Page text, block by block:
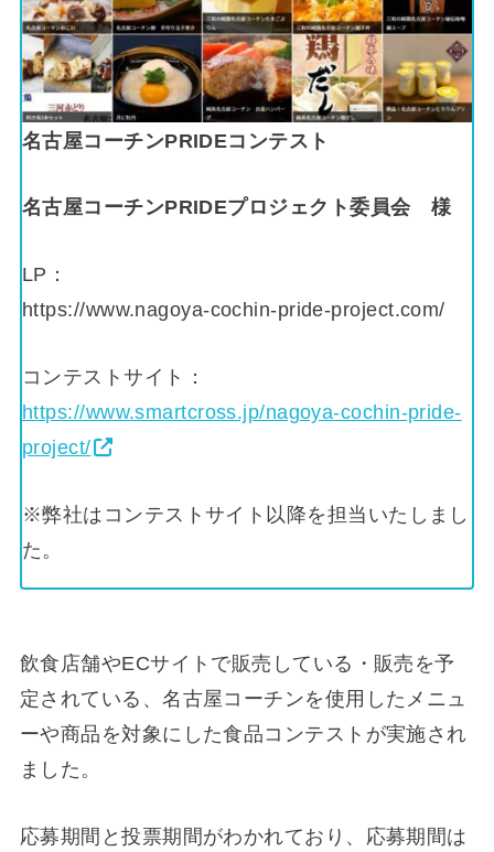
名古屋コーチンPRIDEコンテスト
名古屋コーチンPRIDEプロジェクト委員会 様
LP：
https://www.nagoya-cochin-pride-project.com/
コンテストサイト：
https://www.smartcross.jp/nagoya-cochin-pride-
project/
※弊社はコンテストサイト以降を担当いたしまし
た。
飲食店舗やECサイトで販売している・販売を予
定されている、名古屋コーチンを使用したメニュ
ーや商品を対象にした食品コンテストが実施され
ました。
応募期間と投票期間がわかれており、応募期間は